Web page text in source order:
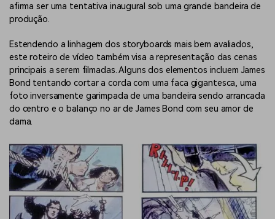
afirma ser uma tentativa inaugural sob uma grande bandeira de
produção.
Estendendo a linhagem dos storyboards mais bem avaliados,
este roteiro de vídeo também visa a representação das cenas
principais a serem filmadas. Alguns dos elementos incluem James
Bond tentando cortar a corda com uma faca gigantesca, uma
foto inversamente garimpada de uma bandeira sendo arrancada
do centro e o balanço no ar de James Bond com seu amor de
dama.